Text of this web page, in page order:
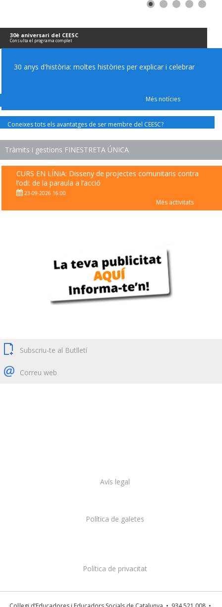
30è aniversari del CEESC
Consulta el programa complet
30 anys d'història: moltes històries per explicar i celebrar
Més notícies
Coneixes tots els avantatges de ser membre del CEESC?
CURS EN LÍNIA: Disseny de projectes comunitaris contra
l’odi: de la paraula a l’acció
23-09-2026 16:00
Més activitats
Tràmits i gestions FINESTRETA ÚNICA
Subscriu-te al Butlletí
Correu web
Política de privacitat
Política de galetes
Avís legal